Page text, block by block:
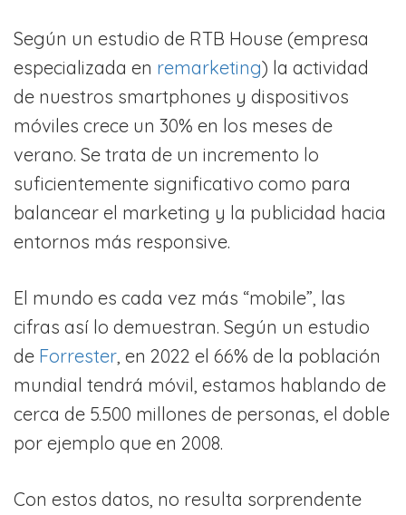
Según un estudio de RTB House (empresa
especializada en remarketing) la actividad
de nuestros smartphones y dispositivos
móviles crece un 30% en los meses de
verano. Se trata de un incremento lo
suficientemente significativo como para
balancear el marketing y la publicidad hacia
entornos más responsive.
El mundo es cada vez más “mobile”, las
cifras así lo demuestran. Según un estudio
de Forrester , en 2022 el 66% de la población
mundial tendrá móvil, estamos hablando de
cerca de 5.500 millones de personas, el doble
por ejemplo que en 2008.
Con estos datos, no resulta sorprendente